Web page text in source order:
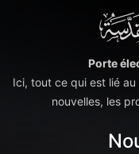
Porte
Ici, tout ce qui est lié
nouvelles, les